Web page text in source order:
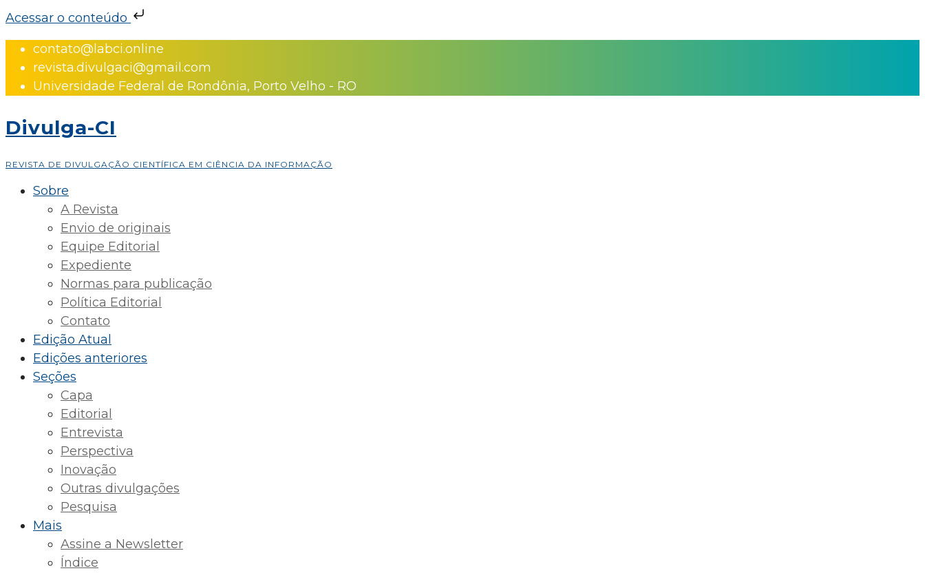
Acessar o conteúdo
Skip
content
contato@labci.online
revista.divulgaci@gmail.com
Universidade Federal de Rondônia, Porto Velho - RO
Divulga-CI
REVISTA DE DIVULGAÇÃO CIENTÍFICA EM CIÊNCIA DA INFORMAÇÃO
Sobre
A Revista
Envio de originais
Equipe Editorial
Expediente
Normas para publicação
Política Editorial
Contato
Edição Atual
Edições anteriores
Seções
Capa
Editorial
Entrevista
Perspectiva
Inovação
Outras divulgações
Pesquisa
Mais
Assine a Newsletter
Índice